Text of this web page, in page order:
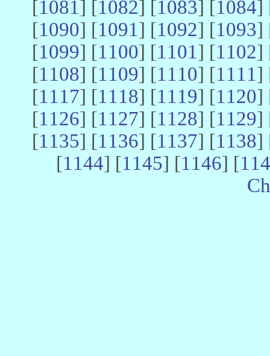
[1081] [1082] [1083] [1084]
[1090] [1091] [1092] [1093]
[1099] [1100] [1101] [1102]
[1108] [1109] [1110] [1111]
[1117] [1118] [1119] [1120]
[1126] [1127] [1128] [1129]
[1135] [1136] [1137] [1138]
[1144] [1145] [1146] [